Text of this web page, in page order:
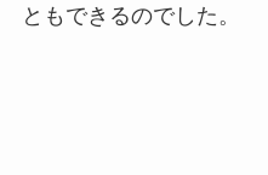
ともできるのでした。